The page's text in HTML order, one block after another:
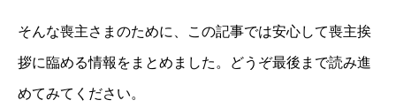
そんな喪主さまのために、この記事では安心して喪主挨
拶に臨める情報をまとめました。どうぞ最後まで読み進
めてみてください。